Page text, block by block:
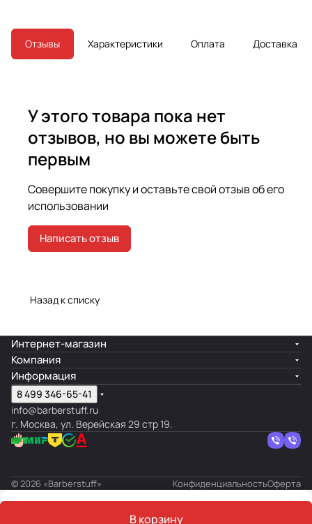
Отзывы Характеристики Оплата Доставка
У этого товара пока нет
отзывов, но вы можете быть
первым
Совершите покупку и оставьте свой отзыв об его
использовании
Написать отзыв
Назад к списку
В корзину
Интернет-магазин
Компания
Информация
8 499 346-65-41
info@barberstuff.ru
г. Москва, ул. Верейская 29 стр 19.
© 2026 «Barberstuff» КонфиденциальностьОферта